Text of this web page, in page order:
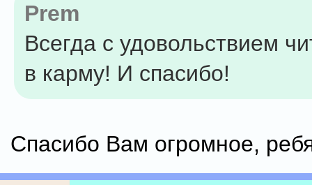
Prem
Всегда с удовольствием
в карму! И спасибо!
Спасибо Вам огромное,